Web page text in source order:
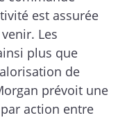
est assurée
Les
plus que
de
prévoit une
action entre